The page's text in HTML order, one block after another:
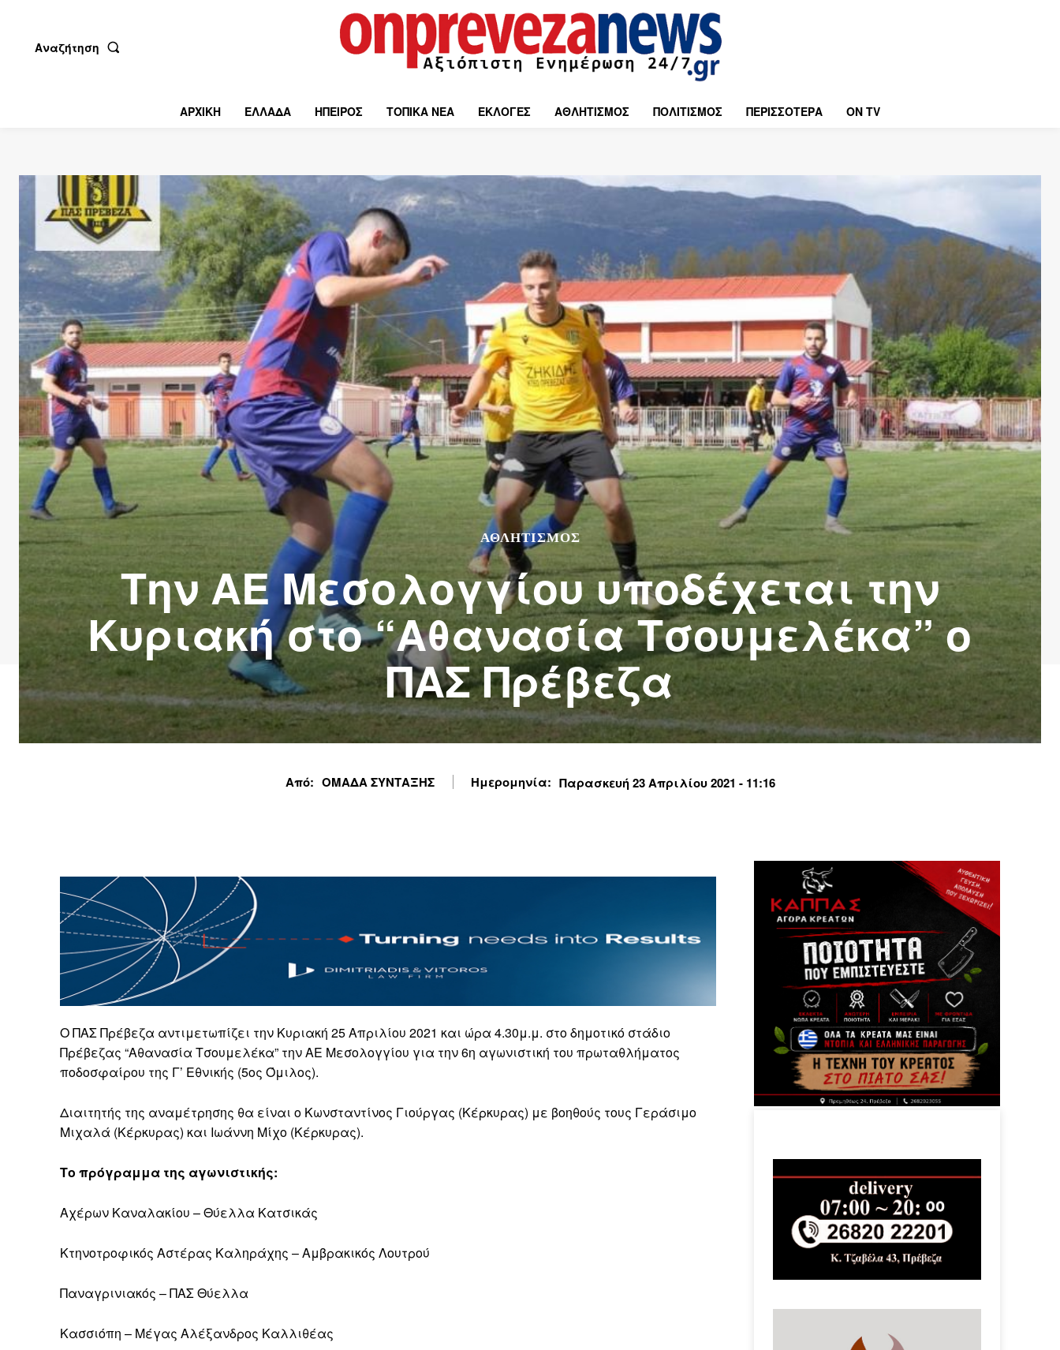
Αναζήτηση
ΑΡΧΙΚΗ ΕΛΛΑΔΑ ΗΠΕΙΡΟΣ ΤΟΠΙΚΑ ΝΕΑ ΕΚΛΟΓΕΣ ΑΘΛΗΤΙΣΜΟΣ ΠΟΛΙΤΙΣΜΟΣ ΠΕΡΙΣΣΟΤΕΡΑ ON TV
ΑΘΛΗΤΙΣΜΌΣ
Την ΑΕ Μεσολογγίου υποδέχεται την
Κυριακή στο “Αθανασία Τσουμελέκα” ο
ΠΑΣ Πρέβεζα
Από: ΟΜΑΔΑ ΣΥΝΤΑΞΗΣ Ημερομηνία: Παρασκευή 23 Απριλίου 2021 - 11:16
Ο ΠΑΣ Πρέβεζα αντιμετωπίζει την Κυριακή 25 Απριλίου 2021 και ώρα 4.30μ.μ. στο δημοτικό στάδιο
Πρέβεζας “Αθανασία Τσουμελέκα” την ΑΕ Μεσολογγίου για την 6η αγωνιστική του πρωταθλήματος
ποδοσφαίρου της Γ’ Εθνικής (5ος Όμιλος).
Διαιτητής της αναμέτρησης θα είναι ο Κωνσταντίνος Γιούργας (Κέρκυρας) με βοηθούς τους Γεράσιμο
Μιχαλά (Κέρκυρας) και Ιωάννη Μίχο (Κέρκυρας).
Το πρόγραμμα της αγωνιστικής:
Αχέρων Καναλακίου – Θύελλα Κατσικάς
Κτηνοτροφικός Αστέρας Καληράχης – Αμβρακικός Λουτρού
Παναγρινιακός – ΠΑΣ Θύελλα
Κασσιόπη – Μέγας Αλέξανδρος Καλλιθέας